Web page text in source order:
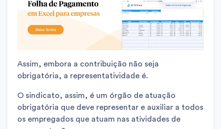
Assim, embora a contribuição não seja
obrigatória, a representatividade é.
O sindicato, assim, é um órgão de atuação
obrigatória que deve representar e auxiliar a todos
os empregados que atuam nas atividades de